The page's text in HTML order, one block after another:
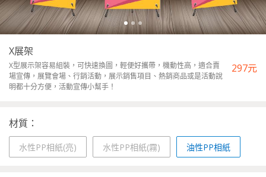
X展架
X型展示架容易組裝，可快速換圖，輕便好攜帶，機動性高，適合賣
場宣傳，展覽會場、行銷活動，展示銷售項目、熱銷商品或是活動說
明都十分方便，活動宣傳小幫手！
297元
材質：
水性PP相紙(亮) 水性PP相紙(霧) 油性PP相紙